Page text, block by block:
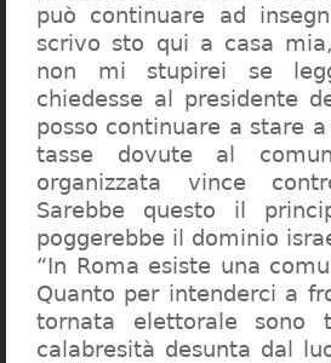
può continuare ad
scrivo sto qui a casa
non mi stupirei se
chiedesse al presidente
posso continuare a stare
tasse dovute al
organizzata vince
Sarebbe questo il
poggerebbe il dominio
“In Roma esiste una
Quanto per intenderci a
tornata elettorale
calabresità desunta dal